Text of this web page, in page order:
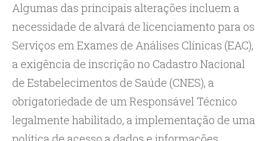
Algumas das principais alterações incluem a
necessidade de alvará de licenciamento para os
Serviços em Exames de Análises Clínicas (EAC),
a exigência de inscrição no Cadastro Nacional
de Estabelecimentos de Saúde (CNES), a
obrigatoriedade de um Responsável Técnico
legalmente habilitado, a implementação de uma